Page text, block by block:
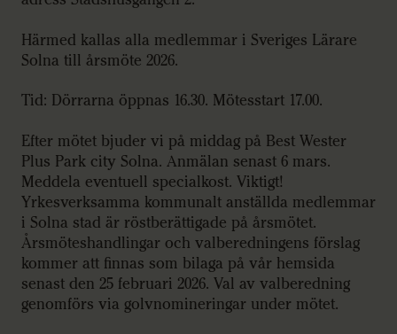
Härmed kallas alla medlemmar i Sveriges Lärare
Solna till årsmöte 2026.
Tid: Dörrarna öppnas 16.30. Mötesstart 17.00.
Efter mötet bjuder vi på middag på Best Wester
Plus Park city Solna. Anmälan senast 6 mars.
Meddela eventuell specialkost. Viktigt!
Yrkesverksamma kommunalt anställda medlemmar
i Solna stad är röstberättigade på årsmötet.
Årsmöteshandlingar och valberedningens förslag
kommer att finnas som bilaga på vår hemsida
senast den 25 februari 2026. Val av valberedning
genomförs via golvnomineringar under mötet.